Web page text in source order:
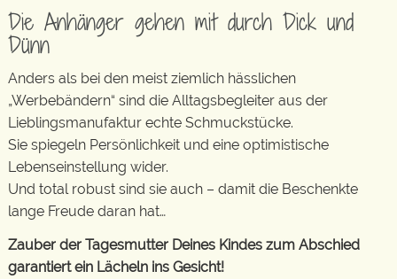
Die Anhänger gehen mit durch Dick und
Dünn
Anders als bei den meist ziemlich hässlichen
„Werbebändern“ sind die Alltagsbegleiter aus der
Lieblingsmanufaktur echte Schmuckstücke.
Sie spiegeln Persönlichkeit und eine optimistische
Lebenseinstellung wider.
Und total robust sind sie auch – damit die Beschenkte
lange Freude daran hat…
Zauber der Tagesmutter Deines Kindes zum Abschied
garantiert ein Lächeln ins Gesicht!